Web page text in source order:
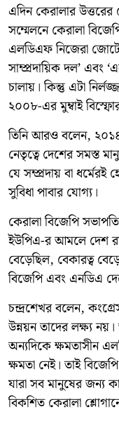
এদিন কেরালার
সম্মেলনে কেরালা
এলডিএফ নিজেরা
সাম্প্রদায়িক দল’ এবং
চালায়। কিন্তু এটা
২০০৮-এর মুম্বাই
তিনি আরও বলেন, ২০১৪
নেতৃত্বে দেশের সমস্ত
যে সম্প্রদায় বা
সুবিধা পাবার যোগ্য।
কেরালা বিজেপি
ইউপিএ-র আমলে দেশ
বেড়েছিল, বেকারত্ব
বিজেপি এবং এনডিএ
চন্দ্রশেখর বলেন,
উন্নয়ন তাদের লক্ষ্য
অন্যদিকে ক্ষমতাসীন
ক্ষমতা নেই। তাই
যারা সব মানুষের জন্য
বিকশিত কেরালা